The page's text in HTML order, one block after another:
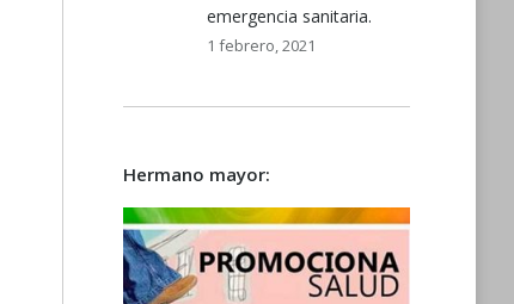
emergencia sanitaria.
1 febrero, 2021
Hermano mayor: